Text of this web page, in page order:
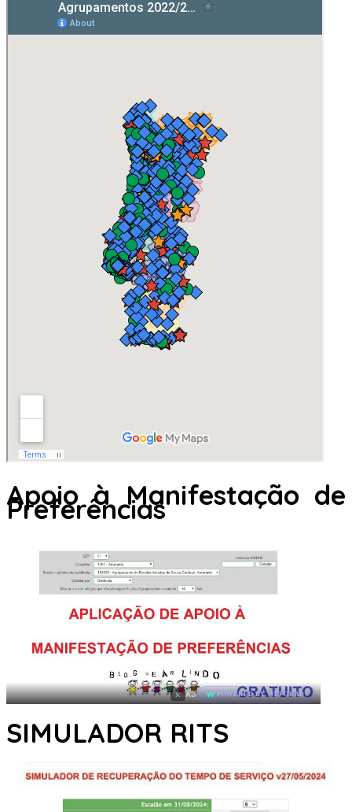
Apoio à Manifestação de
Preferências
× AD POWERED BY WEFORADS
SIMULADOR RITS